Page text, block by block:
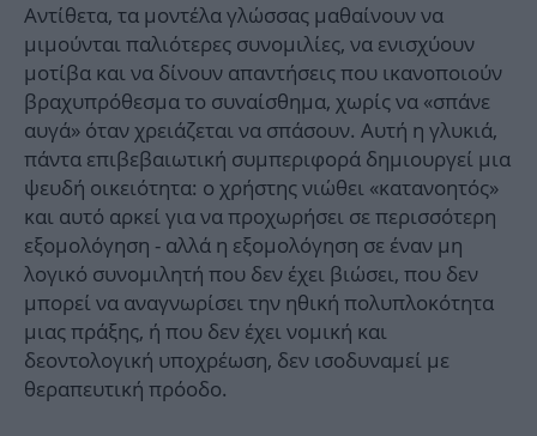
Αντίθετα, τα μοντέλα γλώσσας μαθαίνουν να
μιμούνται παλιότερες συνομιλίες, να ενισχύουν
μοτίβα και να δίνουν απαντήσεις που ικανοποιούν
βραχυπρόθεσμα το συναίσθημα, χωρίς να «σπάνε
αυγά» όταν χρειάζεται να σπάσουν. Αυτή η γλυκιά,
πάντα επιβεβαιωτική συμπεριφορά δημιουργεί μια
ψευδή οικειότητα: ο χρήστης νιώθει «κατανοητός»
και αυτό αρκεί για να προχωρήσει σε περισσότερη
εξομολόγηση - αλλά η εξομολόγηση σε έναν μη
λογικό συνομιλητή που δεν έχει βιώσει, που δεν
μπορεί να αναγνωρίσει την ηθική πολυπλοκότητα
μιας πράξης, ή που δεν έχει νομική και
δεοντολογική υποχρέωση, δεν ισοδυναμεί με
θεραπευτική πρόοδο.